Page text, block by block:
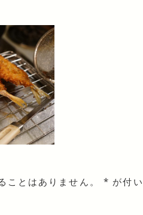
ことはありません。 * が付い